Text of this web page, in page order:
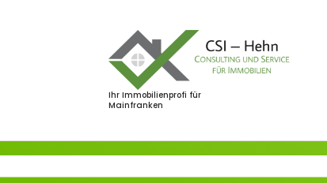
Ihr Immobilienprofi für
Mainfranken